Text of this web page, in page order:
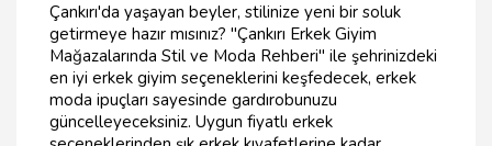
Çankırı'da yaşayan beyler, stilinize yeni bir soluk
getirmeye hazır mısınız? "Çankırı Erkek Giyim
Mağazalarında Stil ve Moda Rehberi" ile şehrinizdeki
en iyi erkek giyim seçeneklerini keşfedecek, erkek
moda ipuçları sayesinde gardırobunuzu
güncelleyeceksiniz. Uygun fiyatlı erkek